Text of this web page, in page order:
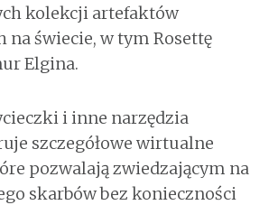
kolekcji artefaktów
na świecie, w tym Rosettę
Elgina.
i inne narzędzia
szczegółowe wirtualne
pozwalają zwiedzającym na
skarbów bez konieczności